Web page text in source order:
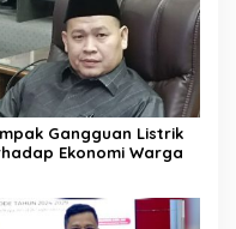
Gangguan Listrik
Ekonomi Warga